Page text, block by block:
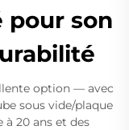
pour son
option — avec
sous vide/plaque
à 20 ans et des